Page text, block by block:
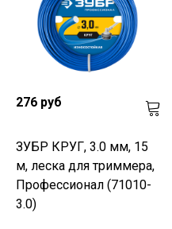
276 руб
ЗУБР КРУГ, 3.0 мм, 15
м, леска для триммера,
Профессионал (71010-
3.0)